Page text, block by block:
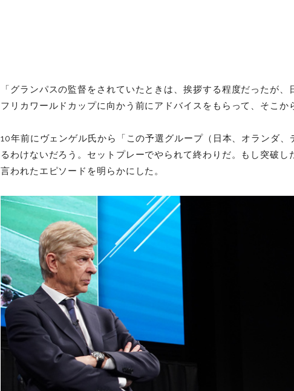
「グランパスの監督をされていたときは、挨拶する程度だったが
フリカワールドカップに向かう前にアドバイスをもらって、そこか
10年前にヴェンゲル氏から「この予選グループ（日本、オランダ、
るわけないだろう。セットプレーでやられて終わりだ。もし突破し
言われたエピソードを明らかにした。